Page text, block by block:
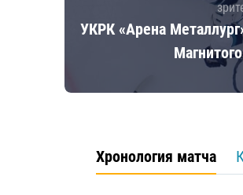
УКРК «Арена
Хронология матча